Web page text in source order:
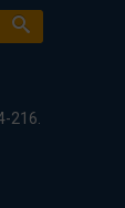
216.